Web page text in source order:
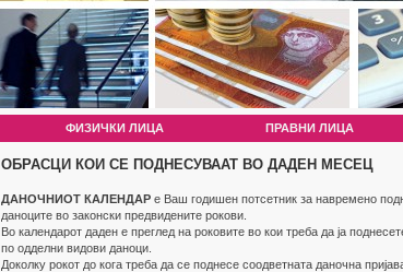
ФИЗИЧКИ ЛИЦА ПРАВНИ ЛИЦА
ОБРАСЦИ КОИ СЕ ПОДНЕСУВААТ ВО ДАДЕН МЕСЕЦ
ДАНОЧНИОТ КАЛЕНДАР е Ваш годишен потсетник за навремено
даноците во законски предвидените рокови.
Во календарот даден е преглед на роковите во кои треба да ја
по одделни видови даноци.
Доколку рокот до кога треба да се поднесе соодветната даночна